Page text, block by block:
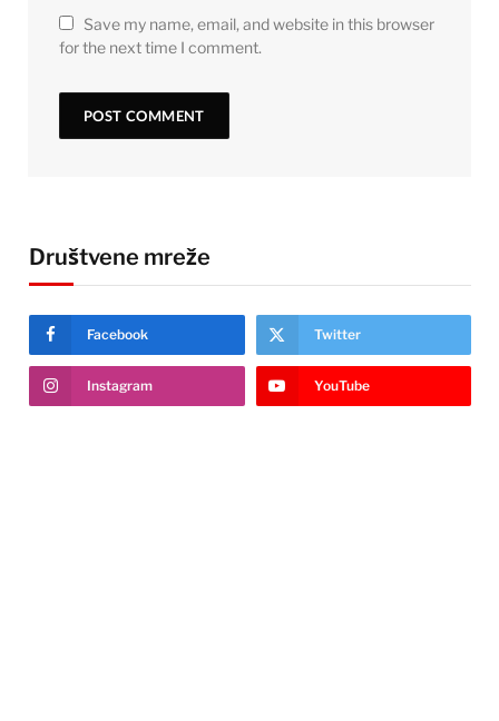
Save my name, email, and website in this browser
for the next time I comment.
Društvene mreže
Facebook Twitter
Instagram YouTube